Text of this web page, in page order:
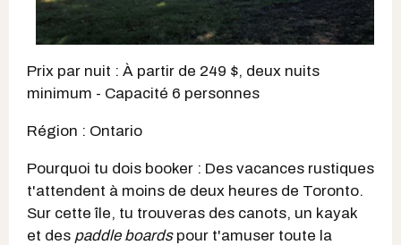
Prix par nuit : À partir de 249 $, deux nuits
minimum - Capacité 6 personnes
Région : Ontario
Pourquoi tu dois booker : Des vacances rustiques
t'attendent à moins de deux heures de Toronto.
Sur cette île, tu trouveras des canots, un kayak
et des paddle boardspour t'amuser toute la